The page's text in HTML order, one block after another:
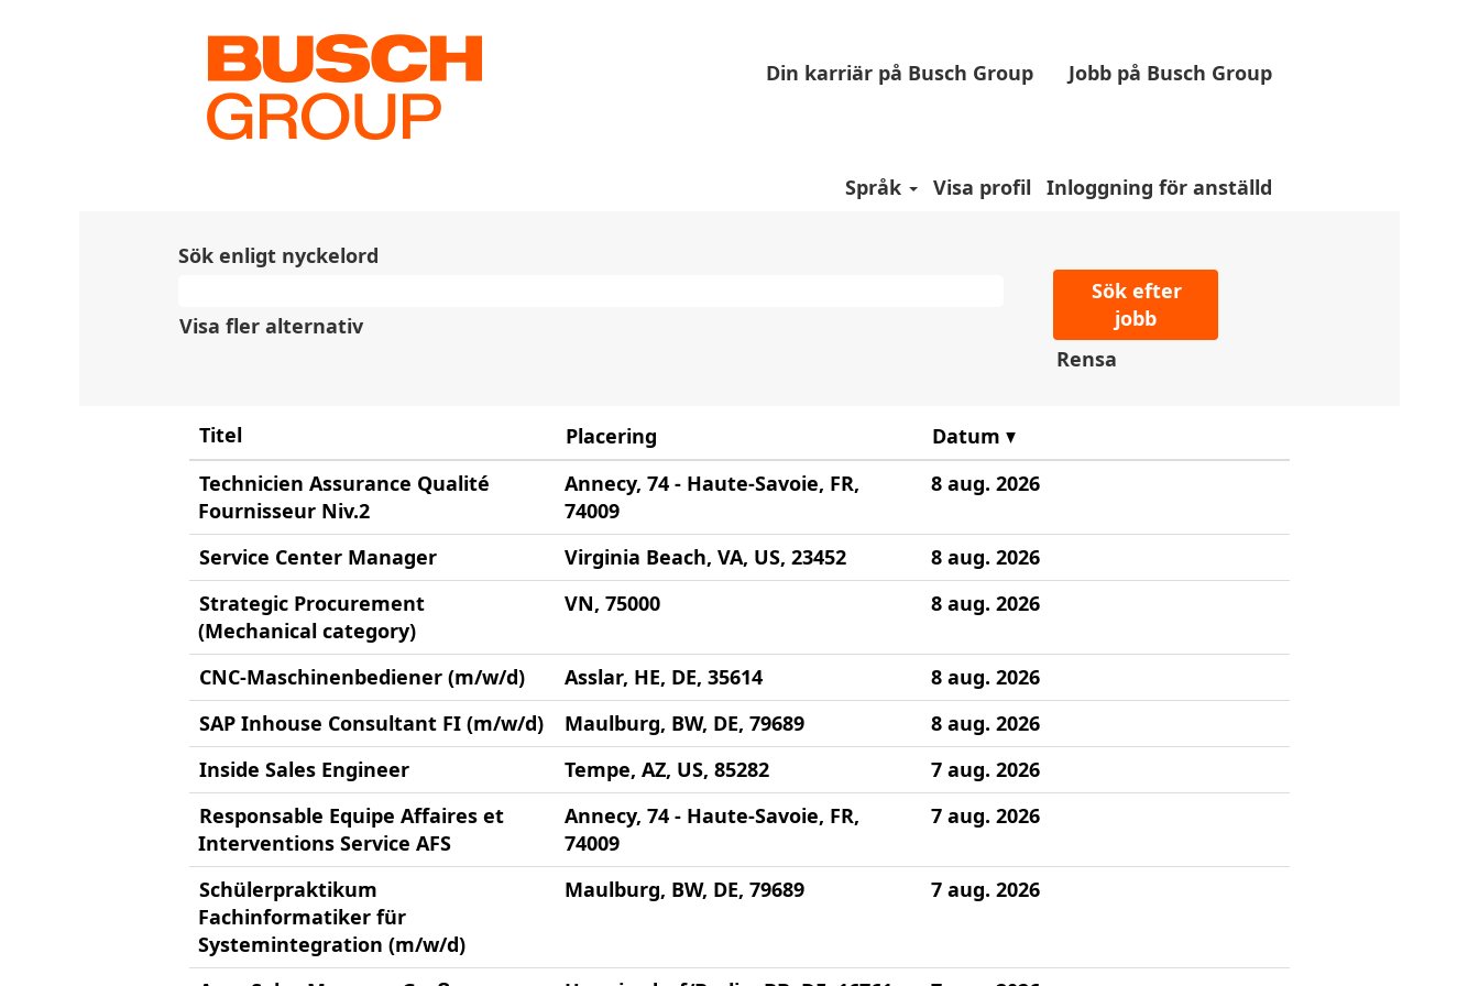
Din karriär på Busch Group Jobb på Busch Group
Språk Visa profil Inloggning för anställd
hos Busch
sida)
Sökresultat för"Colombia".
Det finns för närvarande inga lediga platser som motsvarar "
Sök enligt nyckelord
Visa fler alternativ
Rensa
Titel Placering
Datum
Technicien Assurance Qualité
Fournisseur Niv.2
Annecy, 74 - Haute-Savoie, FR,
74009
8 aug. 2026
Service Center Manager Virginia Beach, VA, US, 23452
8 aug. 2026
Strategic Procurement
(Mechanical category)
VN, 75000 8 aug. 2026
CNC-Maschinenbediener (m/w/d) Asslar, HE, DE, 35614
8 aug. 2026
SAP Inhouse Consultant FI (m/w/d)
Maulburg, BW, DE, 79689
8 aug. 2026
Inside Sales Engineer
Tempe, AZ, US, 85282
7 aug. 2026
Responsable Equipe Affaires et
Interventions Service AFS
Annecy, 74 - Haute-Savoie, FR,
74009
7 aug. 2026
Schülerpraktikum
Fachinformatiker für
Systemintegration (m/w/d)
Maulburg, BW, DE, 79689 7 aug. 2026